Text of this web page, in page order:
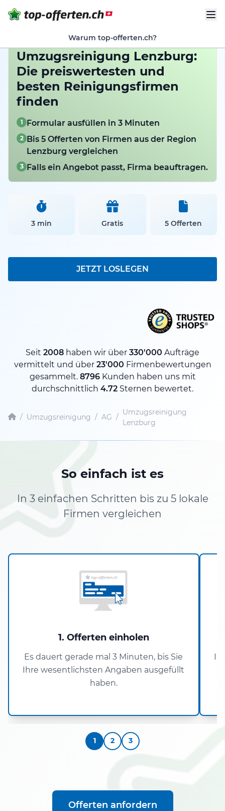
Warum top-offerten.ch?
Umzugsreinigung Lenzburg:
Die preiswertesten und
besten Reinigungsfirmen
finden
1 Formular ausfüllen in 3 Minuten
2 Bis 5 Offerten von Firmen aus der Region
Lenzburg vergleichen
3 Falls ein Angebot passt, Firma beauftragen.
3 min Gratis 5 Offerten
JETZT LOSLEGEN
Seit 2008 haben wir über 330'000 Aufträge
vermittelt und über 23'000 Firmenbewertungen
gesammelt. 8796Kunden haben uns mit
durchschnittlich 4.72 Sternen bewertet.
/ Umzugsreinigung / AG /
Umzugsreinigung
Lenzburg
So einfach ist es
In 3 einfachen Schritten bis zu 5 lokale
Firmen vergleichen
1. Offerten einholen
Es dauert gerade mal 3 Minuten, bis Sie
Ihre wesentlichsten Angaben ausgefüllt
haben.
1 2 3
Offerten anfordern